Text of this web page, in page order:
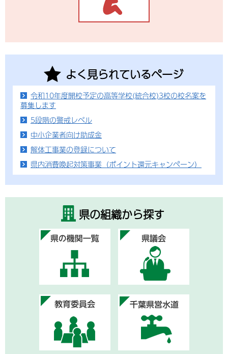
よく見られているページ
令和10年度開校予定の高等学校(統合校)3校の校名案を
募集します
5段階の警戒レベル
中小企業者向け助成金
解体工事業の登録について
県内消費喚起対策事業（ポイント還元キャンペーン）
県の組織から探す